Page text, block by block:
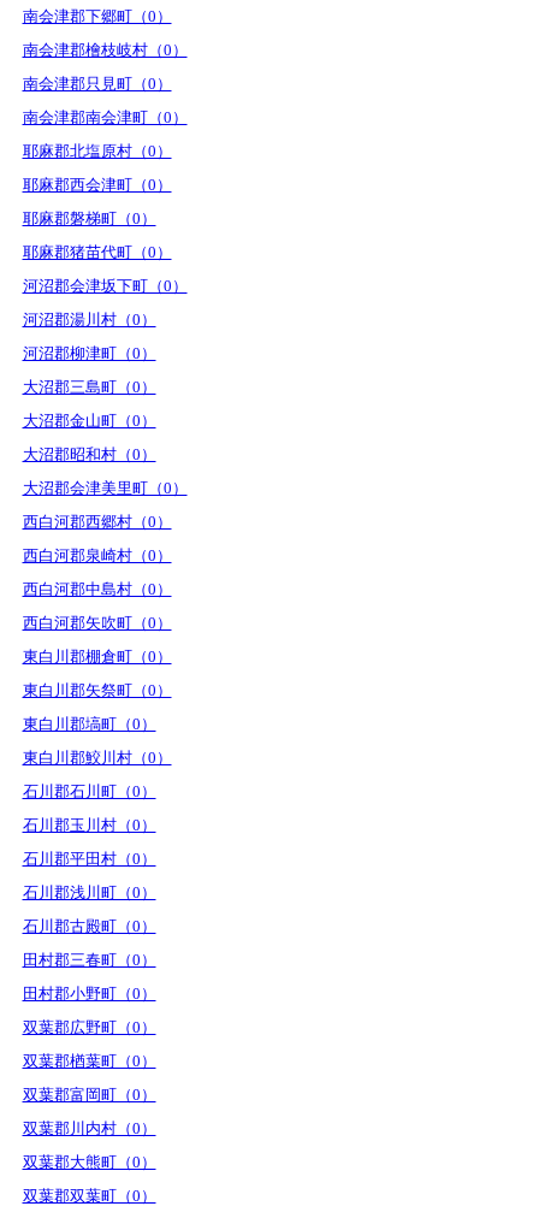
南会津郡下郷町（0）
南会津郡檜枝岐村（0）
南会津郡只見町（0）
南会津郡南会津町（0）
耶麻郡北塩原村（0）
耶麻郡西会津町（0）
耶麻郡磐梯町（0）
耶麻郡猪苗代町（0）
河沼郡会津坂下町（0）
河沼郡湯川村（0）
河沼郡柳津町（0）
大沼郡三島町（0）
大沼郡金山町（0）
大沼郡昭和村（0）
大沼郡会津美里町（0）
西白河郡西郷村（0）
西白河郡泉崎村（0）
西白河郡中島村（0）
西白河郡矢吹町（0）
東白川郡棚倉町（0）
東白川郡矢祭町（0）
東白川郡塙町（0）
東白川郡鮫川村（0）
石川郡石川町（0）
石川郡玉川村（0）
石川郡平田村（0）
石川郡浅川町（0）
石川郡古殿町（0）
田村郡三春町（0）
田村郡小野町（0）
双葉郡広野町（0）
双葉郡楢葉町（0）
双葉郡富岡町（0）
双葉郡川内村（0）
双葉郡大熊町（0）
双葉郡双葉町（0）